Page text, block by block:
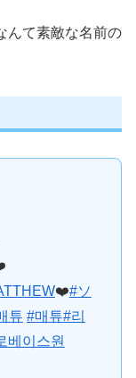
んて素敵な名前の
❤️#ソ
튜 #매튜#리
베이스원